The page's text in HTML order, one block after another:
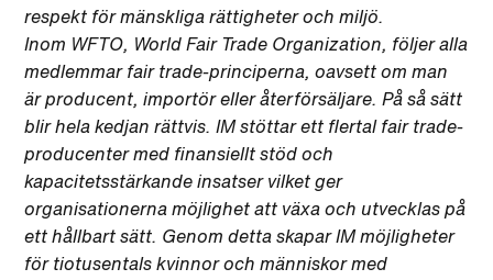
respekt för mänskliga rättigheter och miljö.
Inom WFTO, World Fair Trade Organization, följer alla
medlemmar fair trade-principerna, oavsett om man
är producent, importör eller återförsäljare. På så sätt
blir hela kedjan rättvis. IM stöttar ett flertal fair trade-
producenter med finansiellt stöd och
kapacitetsstärkande insatser vilket ger
organisationerna möjlighet att växa och utvecklas på
ett hållbart sätt. Genom detta skapar IM möjligheter
för tiotusentals kvinnor och människor med